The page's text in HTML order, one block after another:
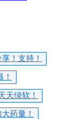
！支持！
天绿软！
药量！